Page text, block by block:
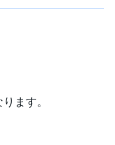
ます。